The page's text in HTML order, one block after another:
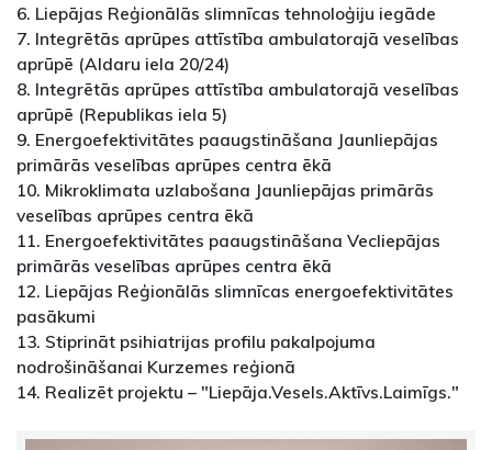
6. Liepājas Reģionālās slimnīcas tehnoloģiju iegāde
7. Integrētās aprūpes attīstība ambulatorajā veselības
aprūpē (Aldaru iela 20/24)
8. Integrētās aprūpes attīstība ambulatorajā veselības
aprūpē (Republikas iela 5)
9. Energoefektivitātes paaugstināšana Jaunliepājas
primārās veselības aprūpes centra ēkā
10. Mikroklimata uzlabošana Jaunliepājas primārās
veselības aprūpes centra ēkā
11. Energoefektivitātes paaugstināšana Vecliepājas
primārās veselības aprūpes centra ēkā
12. Liepājas Reģionālās slimnīcas energoefektivitātes
pasākumi
13. Stiprināt psihiatrijas profilu pakalpojuma
nodrošināšanai Kurzemes reģionā
14. Realizēt projektu – "Liepāja.Vesels.Aktīvs.Laimīgs."